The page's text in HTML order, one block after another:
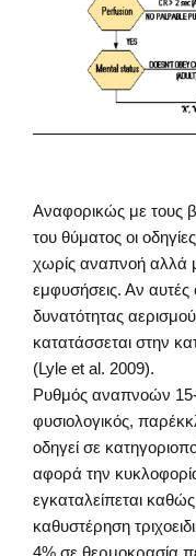
Αναφορικώς με τους
του θύματος οι
χωρίς αναπνοή αλλά
εμφυσήσεις. Αν
δυνατότητας
κατατάσσεται στην
(Lyle et al. 2009).
Ρυθμός αναπνοών 15-
φυσιολογικός,
οδηγεί σε
αφορά την
εγκαταλείπεται
καθυστέρηση